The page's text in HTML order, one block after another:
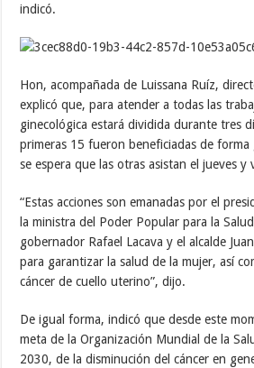
indicó.
Hon, acompañada de Luissana Ruíz,
explicó que, para atender a todas las
ginecológica estará dividida durante tres
primeras 15 fueron beneficiadas de
se espera que las otras asistan el jueves y
“Estas acciones son emanadas por el
la ministra del Poder Popular para la
gobernador Rafael Lacava y el alcalde
para garantizar la salud de la mujer, así
cáncer de cuello uterino”, dijo.
De igual forma, indicó que desde este
meta de la Organización Mundial de la
2030, de la disminución del cáncer en